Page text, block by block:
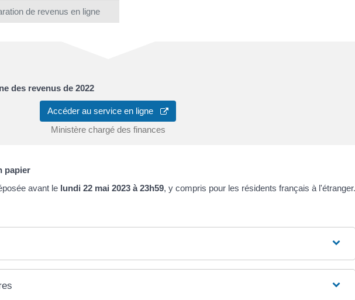
de revenus en ligne
des revenus de 2022
Accéder au service en ligne
Ministère chargé des finances
papier
avant le lundi 22 mai 2023 à 23h59, y compris pour les résidents français à l'étranger.